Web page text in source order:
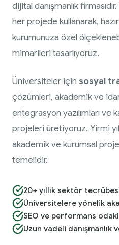
dijital danışmanlık
her projede kullanarak,
kurumunuza özel
mimarileri tasarlıyoruz.
Üniversiteler için sosyal
çözümleri, akademik ve
entegrasyon yazılımları ve
projeleri üretiyoruz. Yirmi
akademik ve kurumsal
temelidir.
20+ yıllık sektör
Üniversitelere yönelik
SEO ve performans
Uzun vadeli danışmanlık